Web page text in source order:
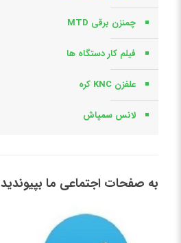
چمنزن برقی MTD
فیلم کار دستگاه ها
علفزن KNC کره
لانس سمپاش
به صفحات اجتماعی ما بپیوندید